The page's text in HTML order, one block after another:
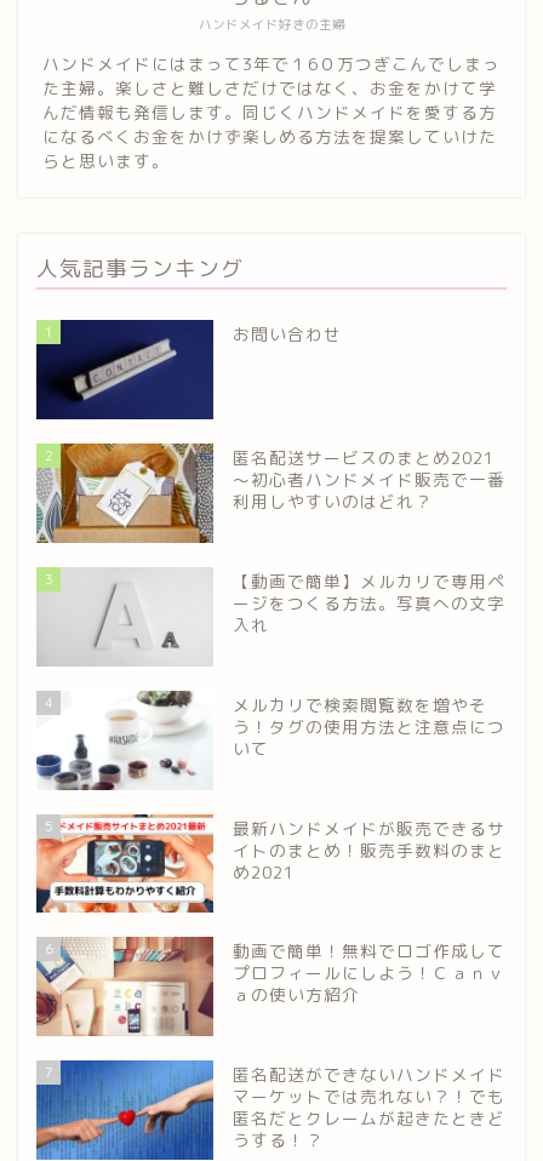
ハンドメイド好きの主婦
ハンドメイドにはまって3年で１6０万つぎこんでしまっ
た主婦。楽しさと難しさだけではなく、お金をかけて学
んだ情報も発信します。同じくハンドメイドを愛する方
になるべくお金をかけず楽しめる方法を提案していけた
らと思います。
人気記事ランキング
1 お問い合わせ
2
匿名配送サービスのまとめ2021
～初心者ハンドメイド販売で一番
利用しやすいのはどれ？
3
【動画で簡単】メルカリで専用ペ
ージをつくる方法。写真への文字
入れ
4
メルカリで検索閲覧数を増やそ
う！タグの使用方法と注意点につ
いて
5
最新ハンドメイドが販売できるサ
イトのまとめ！販売手数料のまと
め2021
6
動画で簡単！無料でロゴ作成して
プロフィールにしよう！Ｃａｎｖ
ａの使い方紹介
7
匿名配送ができないハンドメイド
マーケットでは売れない？！でも
匿名だとクレームが起きたときど
うする！？